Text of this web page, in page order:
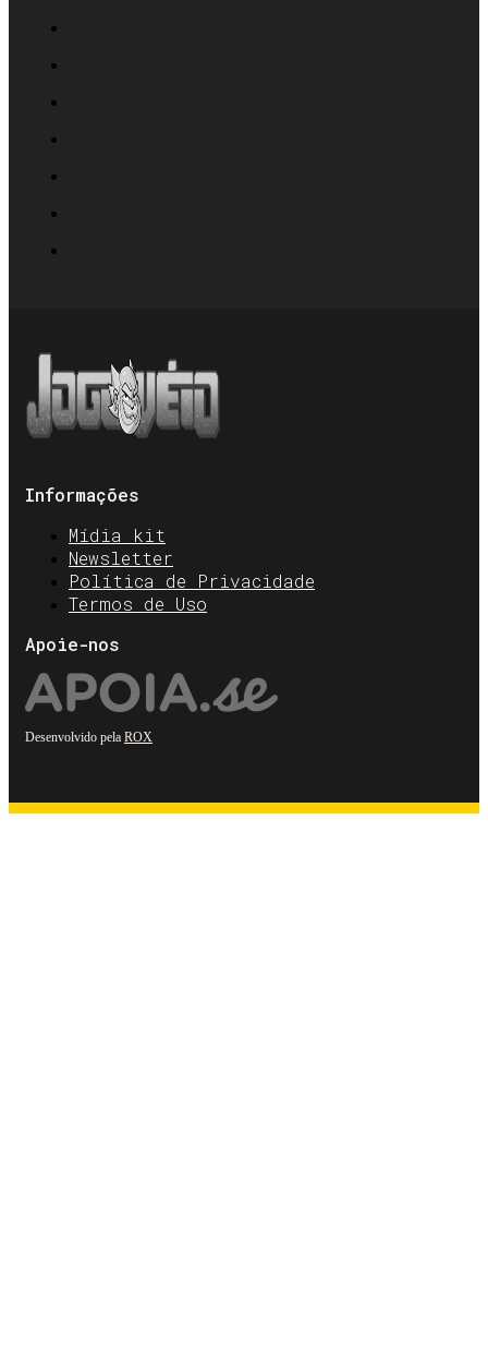
Informações
Mídia kit
Newsletter
Política de Privacidade
Termos de Uso
Apoie-nos
Desenvolvido pela ROX